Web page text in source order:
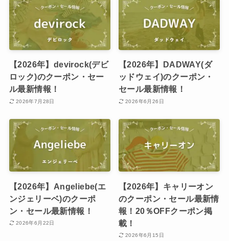
【2026年】devirock(デビ
ロック)のクーポン・セー
ル最新情報！
2026年7月28日
【2026年】DADWAY(ダ
ッドウェイ)のクーポン・
セール最新情報！
2026年6月26日
【2026年】Angeliebe(エ
ンジェリーベ)のクーポ
ン・セール最新情報！
2026年6月22日
【2026年】キャリーオン
のクーポン・セール最新情
報！20％OFFクーポン掲
載！
2026年6月15日